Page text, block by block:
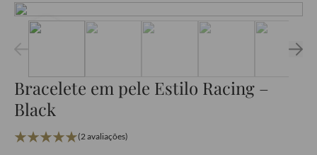
Bracelete em pele Estilo Racing –
Black
(2 avaliações)